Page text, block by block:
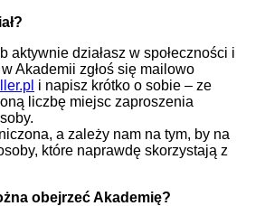
aktywnie działasz w społeczności i
Akademii zgłoś się mailowo
i napisz krótko o sobie – ze
liczbę miejsc zaproszenia
a zależy nam na tym, by na
które naprawdę skorzystają z
obejrzeć Akademię?